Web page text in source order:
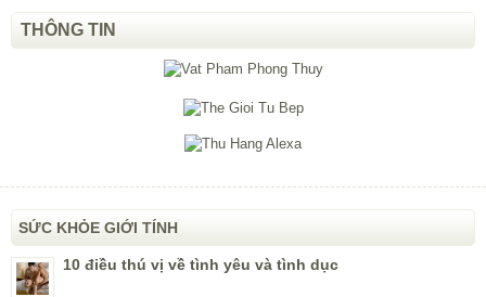
THÔNG TIN
SỨC KHỎE GIỚI TÍNH
10 điều thú vị về tình yêu và tình dục